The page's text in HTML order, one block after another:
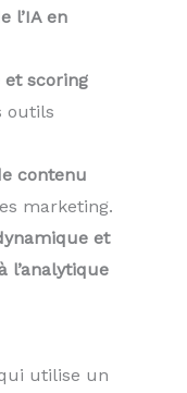
l’IA en
et scoring
outils
contenu
marketing.
et
l’analytique
utilise un